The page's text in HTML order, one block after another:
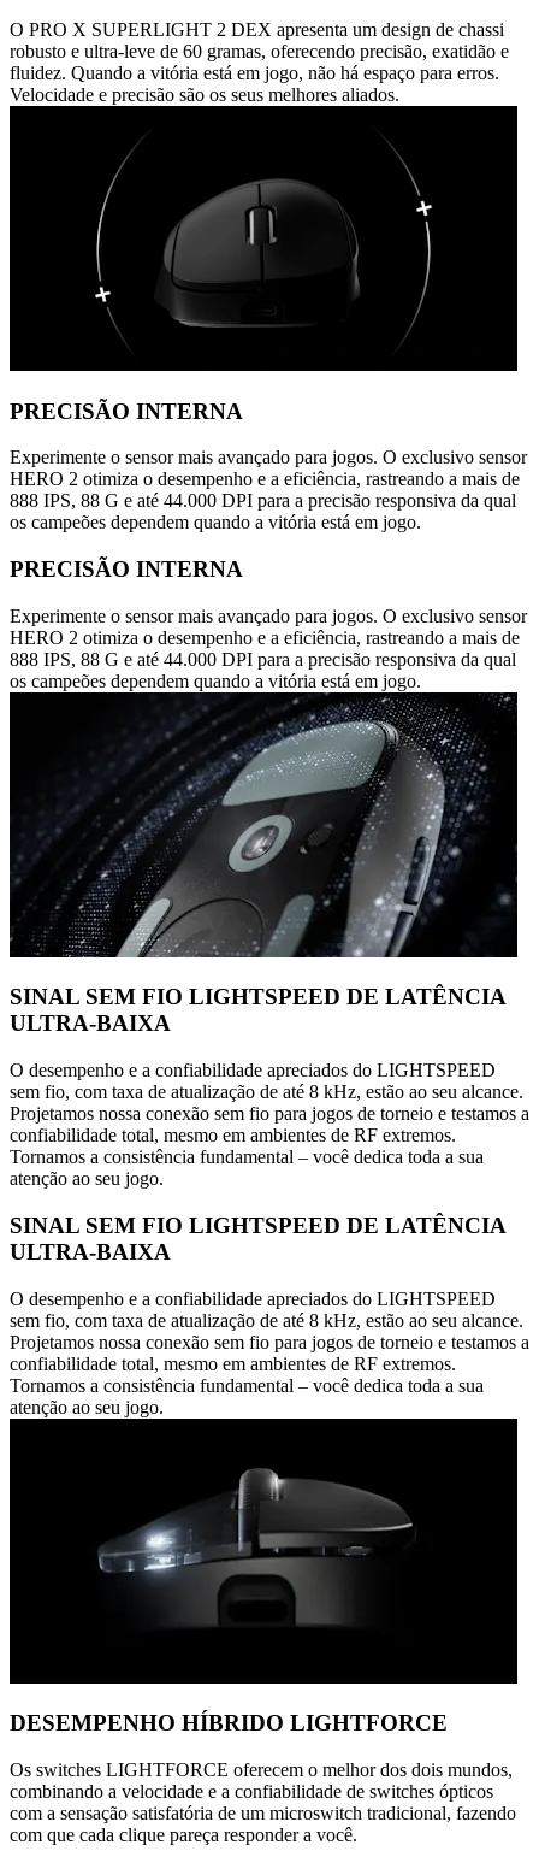
O PRO X SUPERLIGHT 2 DEX apresenta um design de chassi
robusto e ultra-leve de 60 gramas, oferecendo precisão, exatidão e
fluidez. Quando a vitória está em jogo, não há espaço para erros.
Velocidade e precisão são os seus melhores aliados.
PRECISÃO INTERNA
Experimente o sensor mais avançado para jogos. O exclusivo sensor
HERO 2 otimiza o desempenho e a eficiência, rastreando a mais de
888 IPS, 88 G e até 44.000 DPI para a precisão responsiva da qual
os campeões dependem quando a vitória está em jogo.
PRECISÃO INTERNA
Experimente o sensor mais avançado para jogos. O exclusivo sensor
HERO 2 otimiza o desempenho e a eficiência, rastreando a mais de
888 IPS, 88 G e até 44.000 DPI para a precisão responsiva da qual
os campeões dependem quando a vitória está em jogo.
SINAL SEM FIO LIGHTSPEED DE LATÊNCIA
ULTRA-BAIXA
O desempenho e a confiabilidade apreciados do LIGHTSPEED
sem fio, com taxa de atualização de até 8 kHz, estão ao seu alcance.
Projetamos nossa conexão sem fio para jogos de torneio e testamos a
confiabilidade total, mesmo em ambientes de RF extremos.
Tornamos a consistência fundamental – você dedica toda a sua
atenção ao seu jogo.
SINAL SEM FIO LIGHTSPEED DE LATÊNCIA
ULTRA-BAIXA
O desempenho e a confiabilidade apreciados do LIGHTSPEED
sem fio, com taxa de atualização de até 8 kHz, estão ao seu alcance.
Projetamos nossa conexão sem fio para jogos de torneio e testamos a
confiabilidade total, mesmo em ambientes de RF extremos.
Tornamos a consistência fundamental – você dedica toda a sua
atenção ao seu jogo.
DESEMPENHO HÍBRIDO LIGHTFORCE
Os switches LIGHTFORCE oferecem o melhor dos dois mundos,
combinando a velocidade e a confiabilidade de switches ópticos
com a sensação satisfatória de um microswitch tradicional, fazendo
com que cada clique pareça responder a você.